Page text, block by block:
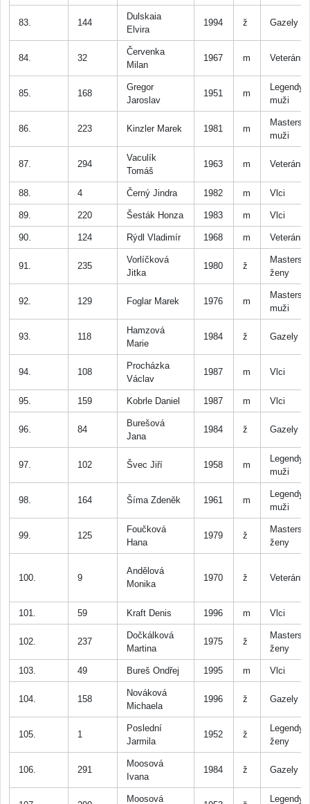
83. 144
Dulskaia
Elvira
1994 ž Gazely
84. 32
Červenka
Milan
1967 m Veteráni
85. 168
Gregor
Jaroslav
1951 m
Legendy
muži
86. 223 Kinzler Marek 1981 m
Masters
muži
87. 294
Vaculík
Tomáš
1963 m Veteráni
88. 4 Černý Jindra 1982 m Vlci
89. 220 Šesták Honza 1983 m Vlci
90. 124 Rýdl Vladimír 1968 m Veteráni
91. 235
Vorlíčková
Jitka
1980 ž
Masters
ženy
92. 129 Foglar Marek 1976 m
Masters
muži
93. 118
Hamzová
Marie
1984 ž Gazely
94. 108
Procházka
Václav
1987 m Vlci
95. 159 Kobrle Daniel 1987 m Vlci
96. 84
Burešová
Jana
1984 ž Gazely
97. 102 Švec Jiří 1958 m
Legendy
muži
98. 164 Šíma Zdeněk 1961 m
Legendy
muži
99. 125
Foučková
Hana
1979 ž
Masters
ženy
100. 9
Andělová
Monika
1970 ž Veteránky
101. 59 Kraft Denis 1996 m Vlci
102. 237
Dočkálková
Martina
1975 ž
Masters
ženy
103. 49 Bureš Ondřej 1995 m Vlci
104. 158
Nováková
Michaela
1996 ž Gazely
105. 1
Poslední
Jarmila
1952 ž
Legendy
ženy
106. 291
Moosová
Ivana
1984 ž Gazely
Moosová Legendy